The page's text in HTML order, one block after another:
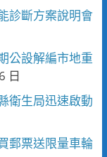
診斷方案說明會
公設解編市地重
日
衛生局迅速啟動
郵票送限量車輪